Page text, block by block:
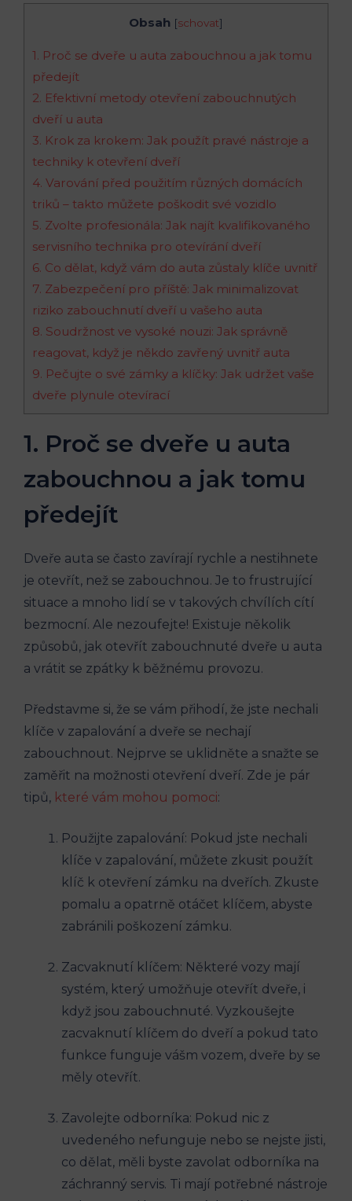
Obsah [schovat]
1. Proč se dveře u auta zabouchnou a jak tomu
předejít
2. Efektivní metody otevření zabouchnutých
dveří u auta
3. Krok za krokem: Jak použít pravé nástroje a
techniky k otevření dveří
4. Varování před použitím různých domácích
triků – takto můžete poškodit své vozidlo
5. Zvolte profesionála: Jak najít kvalifikovaného
servisního technika pro otevírání dveří
6. Co dělat, když vám do auta zůstaly klíče uvnitř
7. Zabezpečení pro příště: Jak minimalizovat
riziko zabouchnutí dveří u vašeho auta
8. Soudržnost ve vysoké nouzi: Jak správně
reagovat, když je někdo zavřený uvnitř auta
9. Pečujte o své zámky a klíčky: Jak udržet vaše
dveře plynule otevírací
1. Proč se dveře u auta
zabouchnou a jak tomu
předejít
Dveře auta se často zavírají rychle a nestihnete
je otevřít, než se zabouchnou. Je to frustrující
situace a mnoho lidí se v takových chvílích cítí
bezmocní. Ale nezoufejte! Existuje několik
způsobů, jak otevřít zabouchnuté dveře u auta
a vrátit se zpátky k běžnému provozu.
Představme si, že se vám přihodí, že jste nechali
klíče v zapalování a dveře se nechají
zabouchnout. Nejprve se uklidněte a snažte se
zaměřit na možnosti otevření dveří. Zde je pár
tipů, které vám mohou pomoci:
Použijte zapalování: Pokud jste nechali
klíče v zapalování, můžete zkusit použít
klíč k otevření zámku na dveřích. Zkuste
pomalu a opatrně otáčet klíčem, abyste
zabránili poškození zámku.
Zacvaknutí klíčem: Některé vozy mají
systém, který umožňuje otevřít dveře, i
když jsou zabouchnuté. Vyzkoušejte
zacvaknutí klíčem do dveří a pokud tato
funkce funguje vášm vozem, dveře by se
měly otevřít.
Zavolejte odborníka: Pokud nic z
uvedeného nefunguje nebo se nejste jisti,
co dělat, měli byste zavolat odborníka na
záchranný servis. Ti mají potřebné nástroje